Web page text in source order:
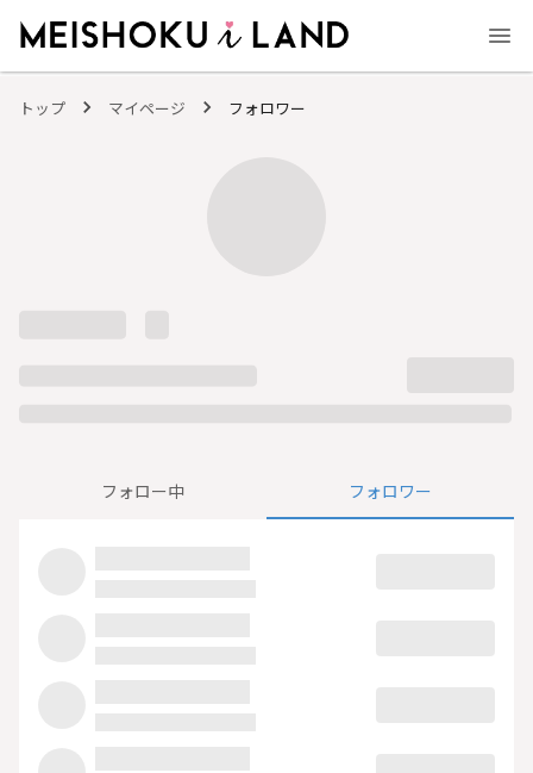
トップ マイページ フォロワー
フォロー中 フォロワー